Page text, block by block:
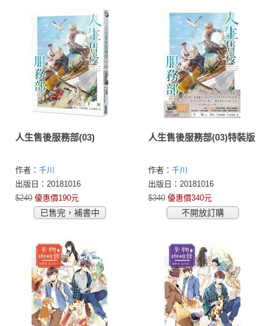
人生售後服務部(03)
作者： 千川
出版日：20181016
$240 優惠價190元
已售完，補書中
人生售後服務部(03)特裝版
作者： 千川
出版日：20181016
$340 優惠價340元
不開放訂購